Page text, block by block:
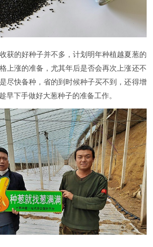
获的好种子并不多，计划明年种植越夏葱的
上涨的准备，尤其年后是否会再次上涨还不
尽快备种，省的到时候种子买不到，还得增
早下手做好大葱种子的准备工作。